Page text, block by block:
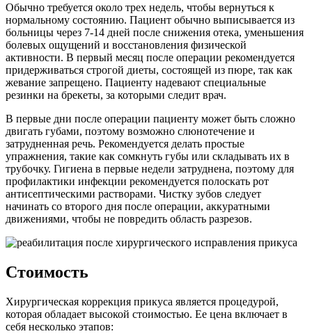
Обычно требуется около трех недель, чтобы вернуться к
нормальному состоянию. Пациент обычно выписывается из
больницы через 7-14 дней после снижения отека, уменьшения
болевых ощущений и восстановления физической
активности. В первый месяц после операции рекомендуется
придерживаться строгой диеты, состоящей из пюре, так как
жевание запрещено. Пациенту надевают специальные
резинки на брекеты, за которыми следит врач.
В первые дни после операции пациенту может быть сложно
двигать губами, поэтому возможно слюнотечение и
затрудненная речь. Рекомендуется делать простые
упражнения, такие как сомкнуть губы или складывать их в
трубочку. Гигиена в первые недели затруднена, поэтому для
профилактики инфекции рекомендуется полоскать рот
антисептическими растворами. Чистку зубов следует
начинать со второго дня после операции, аккуратными
движениями, чтобы не повредить область разрезов.
Стоимость
Хирургическая коррекция прикуса является процедурой,
которая обладает высокой стоимостью. Ее цена включает в
себя несколько этапов: